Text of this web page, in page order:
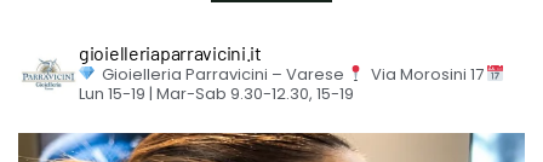
gioielleriaparravicini.it
Gioielleria Parravicini – Varese
Via Morosini 17
Lun 15-19 | Mar-Sab 9.30-12.30, 15-19